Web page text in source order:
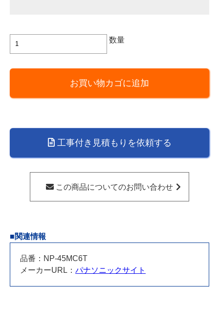
数量
リ
食
い
燥
下
ビ
お買い物カゴに追加
工事付き見積もりを依頼する
この商品についてのお問い合わせ
■関連情報
品番：NP-45MC6T
メーカーURL： パナソニックサイト